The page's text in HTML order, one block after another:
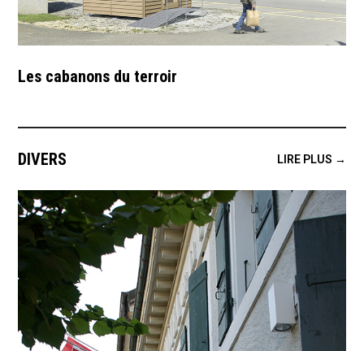
Les cabanons du terroir
DIVERS LIRE PLUS →